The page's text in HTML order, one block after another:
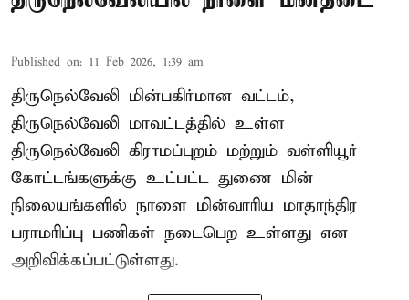
Published on: 11 Feb 2026, 1:39 am
திருநெல்வேலி மின்பகிர்மான வட்டம்,
திருநெல்வேலி மாவட்டத்தில் உள்ள
திருநெல்வேலி கிராமப்புறம் மற்றும் வள்ளியூர்
கோட்டங்களுக்கு உட்பட்ட துணை மின்
நிலையங்களில் நாளை மின்வாரிய மாதாந்திர
பராமரிப்பு பணிகள் நடைபெற உள்ளது என
அறிவிக்கப்பட்டுள்ளது.